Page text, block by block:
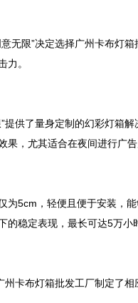
无限”决定选择广州卡布灯
力。
提供了量身定制的幻彩灯箱
果，尤其适合在夜间进行广
为5cm，轻便且便于安装，
的稳定表现，最长可达5万
州卡布灯箱批发工厂制定了